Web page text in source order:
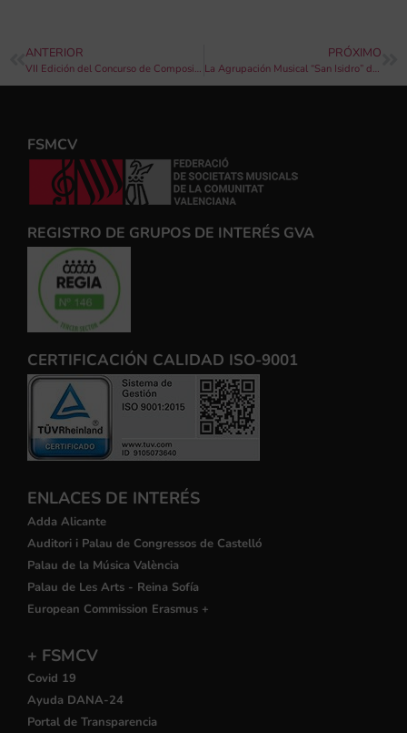
ANTERIOR
VII Edición del Concurso de Composición Didáctica de la Provincia de Alicante
PRÓXIMO
La Agrupación Musical “San Isidro” de València protagonizará el noveno concierto del ciclo “Música a la Llum”
FSMCV
REGISTRO DE GRUPOS DE INTERÉS GVA
CERTIFICACIÓN CALIDAD ISO-9001
ENLACES DE INTERÉS
Adda Alicante
Auditori i Palau de Congressos de Castelló
Palau de la Música València
Palau de Les Arts - Reina Sofía
European Commission Erasmus +
+ FSMCV
Covid 19
Ayuda DANA-24
Portal de Transparencia